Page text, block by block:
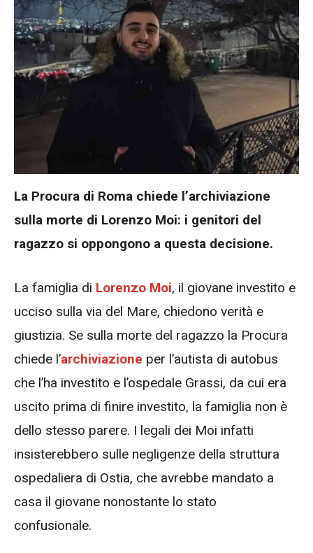
La Procura di Roma chiede l’archiviazione
sulla morte di Lorenzo Moi: i genitori del
ragazzo si oppongono a questa decisione.
La famiglia di Lorenzo Moi, il giovane investito e
ucciso sulla via del Mare, chiedono verità e
giustizia. Se sulla morte del ragazzo la Procura
chiede l’archiviazione per l’autista di autobus
che l’ha investito e l’ospedale Grassi, da cui era
uscito prima di finire investito, la famiglia non è
dello stesso parere. I legali dei Moi infatti
insisterebbero sulle negligenze della struttura
ospedaliera di Ostia, che avrebbe mandato a
casa il giovane nonostante lo stato
confusionale.